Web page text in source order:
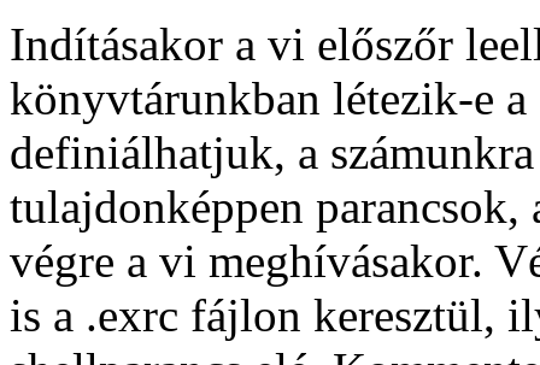
Indításakor a vi előszőr
könyvtárunkban létezik-e
definiálhatjuk, a
tulajdonképpen
végre a vi meghívásakor.
is a .exrc fájlon keresztül,